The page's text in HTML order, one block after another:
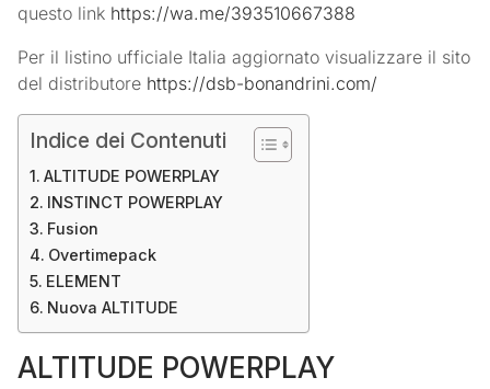
questo link https://wa.me/393510667388
Per il listino ufficiale Italia aggiornato visualizzare il sito
del distributore https://dsb-bonandrini.com/
Indice dei Contenuti
ALTITUDE POWERPLAY
INSTINCT POWERPLAY
Fusion
Overtimepack
ELEMENT
Nuova ALTITUDE
ALTITUDE POWERPLAY